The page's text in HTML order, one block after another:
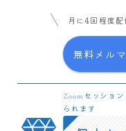
月に4回程度
無料メル
Zoomセッショ
られます